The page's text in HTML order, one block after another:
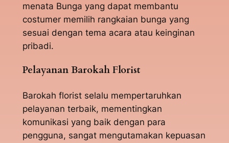
menata Bunga yang dapat membantu
costumer memilih rangkaian bunga yang
sesuai dengan tema acara atau keinginan
pribadi.
Pelayanan Barokah Florist
Barokah florist selalu mempertaruhkan
pelayanan terbaik, mementingkan
komunikasi yang baik dengan para
pengguna, sangat mengutamakan kepuasan